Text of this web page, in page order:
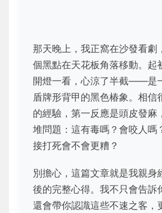
那天晚上，我正窩在沙發看劇
個黑點在天花板角落移動。起
開燈一看，心涼了半截——是
盾牌形背甲的黑色椿象。相信
的經驗，第一反應是頭皮發麻
堆問題：這有毒嗎？會咬人嗎
接打死會不會更糟？
別擔心，這篇文章就是我親身
後的完整心得。我不只會告訴
還會帶你認識這些不速之客，